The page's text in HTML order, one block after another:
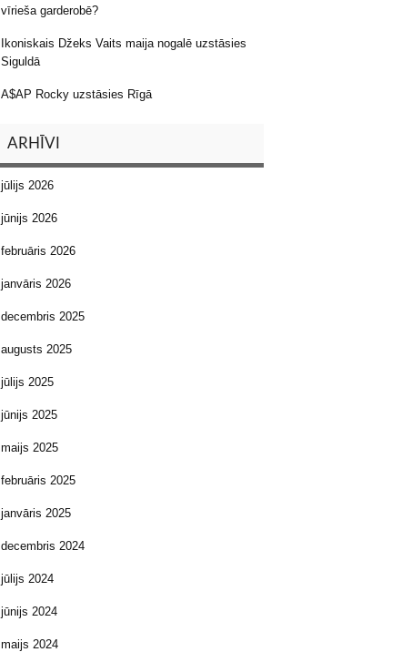
vīrieša garderobē?
Ikoniskais Džeks Vaits maija nogalē uzstāsies
Siguldā
A$AP Rocky uzstāsies Rīgā
ARHĪVI
jūlijs 2026
jūnijs 2026
februāris 2026
janvāris 2026
decembris 2025
augusts 2025
jūlijs 2025
jūnijs 2025
maijs 2025
februāris 2025
janvāris 2025
decembris 2024
jūlijs 2024
jūnijs 2024
maijs 2024